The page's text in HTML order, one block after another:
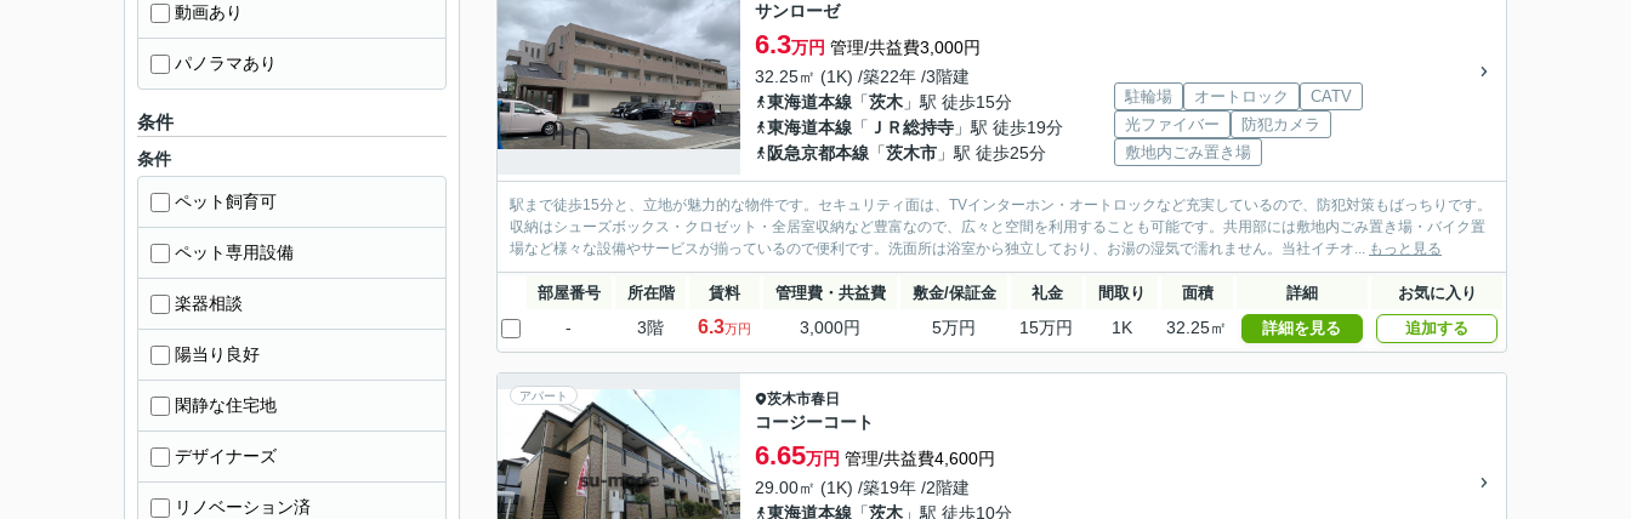
サンローゼ
6.3万円 管理/共益費3,000円
32.25㎡ (1K) /築22年 /3階建
東海道本線 「茨木 」駅 徒歩15分
東海道本線 「 ＪＲ総持寺 」駅 徒歩19分
阪急京都本線 「茨木市 」駅 徒歩25分
駐輪場 オートロック
CATV
光ファイバー
防犯カメラ
敷地内ごみ置き場
駅まで徒歩15分と、立地が魅力的な物件です。セキュリティ面は、TVインターホン・オートロックなど充実しているので、防犯対策もばっちりです。
収納はシューズボックス・クロゼット・全居室収納など豊富なので、広々と空間を利用することも可能です。共用部には敷地内ごみ置き場・バイク置
場など様々な設備やサービスが揃っているので便利です。洗面所は浴室から独立しており、お湯の湿気で濡れません。当社イチオ... もっと見る
部屋番号 所在階 賃料 管理費・共益費 敷金/保証金 礼金 間取り 面積 詳細 お気に入り
- 3階 6.3万円 3,000円 5万円 15万円 1K 32.25㎡ 詳細を見る 追加する
アパート 茨木市春日
コージーコート
6.65万円 管理/共益費4,600円
29.00㎡ (1K) /築19年 /2階建
東海道本線 「茨木 」駅 徒歩10分
動画あり
パノラマあり
条件
条件
ペット飼育可
ペット専用設備
楽器相談
陽当り良好
閑静な住宅地
デザイナーズ
リノベーション済